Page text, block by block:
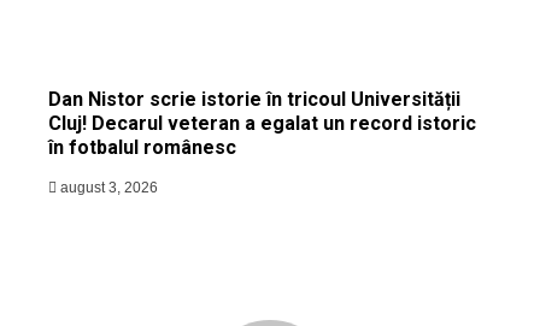
Dan Nistor scrie istorie în tricoul Universității
Cluj! Decarul veteran a egalat un record istoric
în fotbalul românesc
august 3, 2026